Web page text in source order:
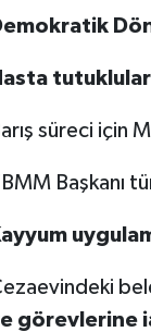
tutuklular
süreci için
Başkanı
görevlerine